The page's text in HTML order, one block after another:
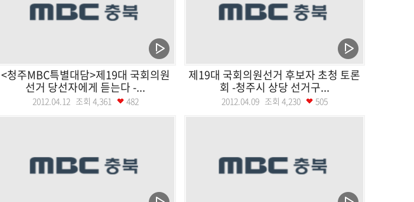
<청주MBC특별대담>제19대 국회의원
선거 당선자에게 듣는다 -...
2012.04.12 조회 4,361 482
제19대 국회의원선거 후보자 초청 토론
회 -청주시 상당 선거구...
2012.04.09 조회 4,230 505